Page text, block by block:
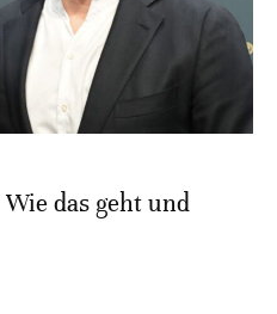
das geht und